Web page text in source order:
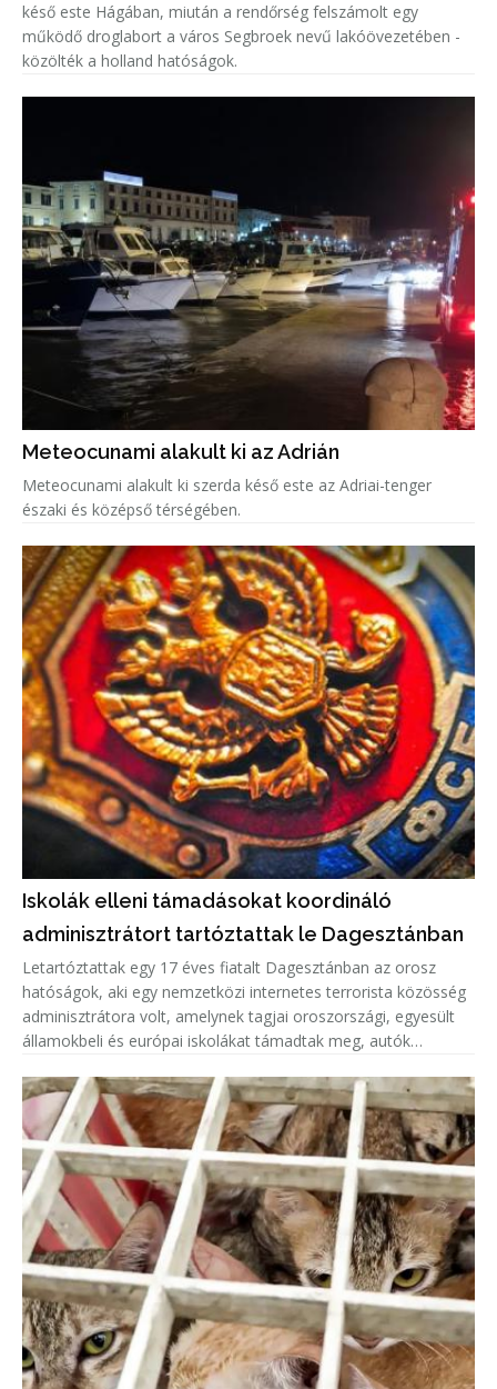
késő este Hágában, miután a rendőrség felszámolt egy
működő droglabort a város Segbroek nevű lakóövezetében -
közölték a holland hatóságok.
Meteocunami alakult ki az Adrián
Meteocunami alakult ki szerda késő este az Adriai-tenger
északi és középső térségében.
Iskolák elleni támadásokat koordináló
adminisztrátort tartóztattak le Dagesztánban
Letartóztattak egy 17 éves fiatalt Dagesztánban az orosz
hatóságok, aki egy nemzetközi internetes terrorista közösség
adminisztrátora volt, amelynek tagjai oroszországi, egyesült
államokbeli és európai iskolákat támadtak meg, autók